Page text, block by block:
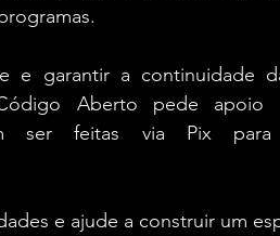
e garantir a continuidade
Aberto pede apoio
e ajude a construir um